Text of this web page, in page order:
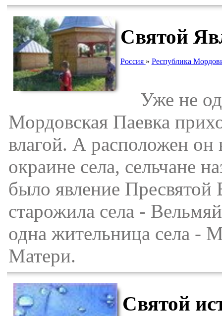
Святой
Россия » Республика
Уже не
Мордовская Паевка
влагой. А расположен он
окраине села, сельчане
было явление
старожила села -
одна жительница села -
Матери.
Святой